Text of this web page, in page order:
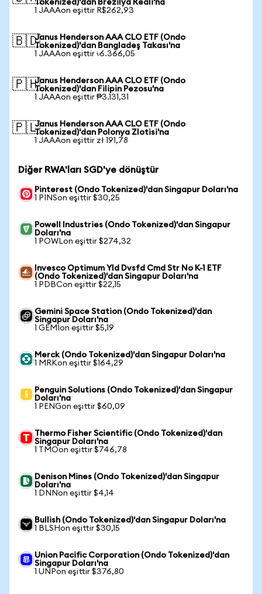
Tokenized)'dan Brezilya Reali'na
1 JAAAon eşittir R$262,93
🇧🇩Janus Henderson AAA CLO ETF (Ondo
Tokenized)'dan Bangladeş Takası'na
1 JAAAon eşittir ৳6.366,05
🇵🇭Janus Henderson AAA CLO ETF (Ondo
Tokenized)'dan Filipin Pezosu'na
1 JAAAon eşittir ₱3.131,31
🇵🇱Janus Henderson AAA CLO ETF (Ondo
Tokenized)'dan Polonya Zlotisi'na
1 JAAAon eşittir zł 191,78
Diğer RWA'ları SGD'ye dönüştür
Pinterest (Ondo Tokenized)'dan Singapur Doları'na
1 PINSon eşittir $30,25
Powell Industries (Ondo Tokenized)'dan Singapur
Doları'na
1 POWLon eşittir $274,32
Invesco Optimum Yld Dvsfd Cmd Str No K-1 ETF
(Ondo Tokenized)'dan Singapur Doları'na
1 PDBCon eşittir $22,15
Gemini Space Station (Ondo Tokenized)'dan
Singapur Doları'na
1 GEMIon eşittir $5,19
Merck (Ondo Tokenized)'dan Singapur Doları'na
1 MRKon eşittir $164,29
Penguin Solutions (Ondo Tokenized)'dan Singapur
Doları'na
1 PENGon eşittir $60,09
Thermo Fisher Scientific (Ondo Tokenized)'dan
Singapur Doları'na
1 TMOon eşittir $746,78
Denison Mines (Ondo Tokenized)'dan Singapur
Doları'na
1 DNNon eşittir $4,14
Bullish (Ondo Tokenized)'dan Singapur Doları'na
1 BLSHon eşittir $30,15
Union Pacific Corporation (Ondo Tokenized)'dan
Singapur Doları'na
1 UNPon eşittir $376,80